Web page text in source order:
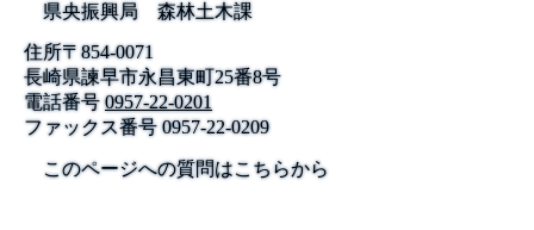
県央振興局 森林土木課
住所〒854-0071
長崎県諫早市永昌東町25番8号
電話番号 0957-22-0201
ファックス番号0957-22-0209
このページへの質問はこちらから